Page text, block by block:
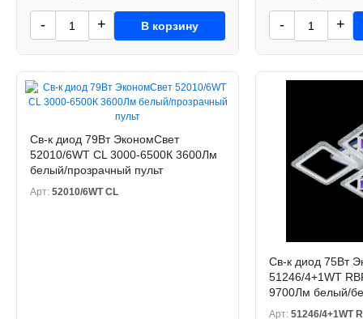
- + В корзину - +
Св-к диод 79Вт ЭкономСвет
52010/6WT CL 3000-6500К 3600Лм
белый/прозрачный пульт
Арт: 52010/6WT CL
Св-к диод 75Вт
51246/4+1WT
9700Лм белый/
Арт: 51246/4+1WT